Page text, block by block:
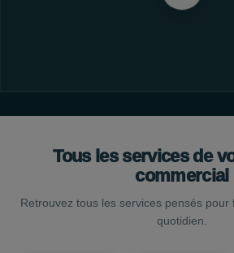
Tous les services de
commercial
Retrouvez tous les services pensés pour
quotidien.